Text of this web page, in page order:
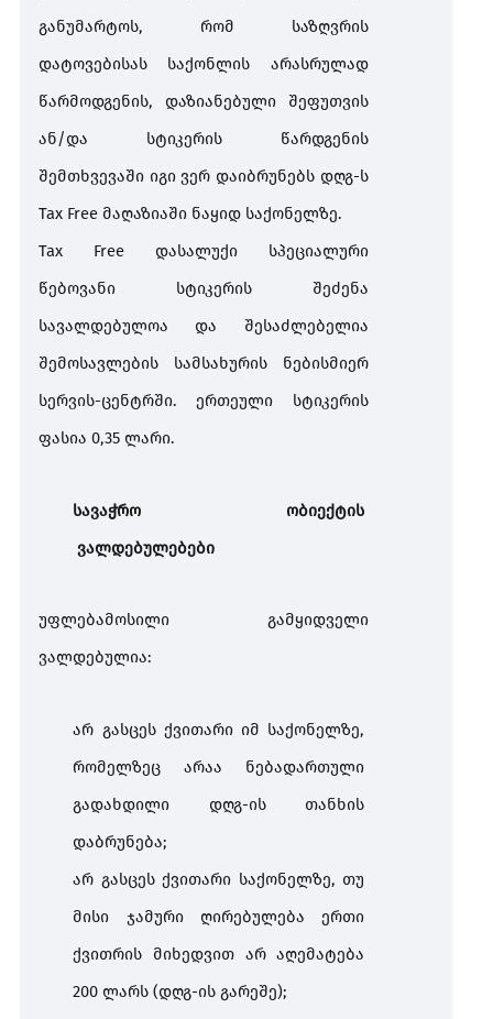
განუმარტოს, რომ
საზღვრის
დატოვებისას
საქონლის
არასრულად
წარმოდგენის, დაზიანებული
შეფუთვის
ან/და სტიკერის
წარდგენის
შემთხვევაში იგი ვერ დაიბრუნებს დღგ-ს
Tax Free მაღაზიაში ნაყიდ საქონელზე.
Tax Free დასალუქი
სპეციალური
წებოვანი
სტიკერის
შეძენა
სავალდებულოა
და
შესაძლებელია
შემოსავლების
სამსახურის
ნებისმიერ
სერვის-ცენტრში.ერთეული
სტიკერის
ფასია 0,35 ლარი.
სავაჭრო ობიექტის
ვალდებულებები
უფლებამოსილი
გამყიდველი
ვალდებულია:
არ გასცეს ქვითარი იმ საქონელზე,
რომელზეც
არაა
ნებადართული
გადახდილი
დღგ-ის
თანხის
დაბრუნება;
არ გასცეს ქვითარი საქონელზე, თუ
მისი
ჯამური ღირებულება
ერთი
ქვითრის
მიხედვით არ აღემატება
200 ლარს (დღგ-ის გარეშე);